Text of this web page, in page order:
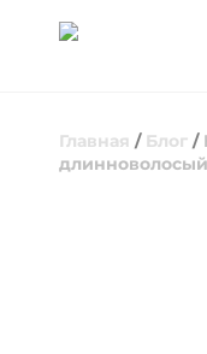
Главная / Блог /